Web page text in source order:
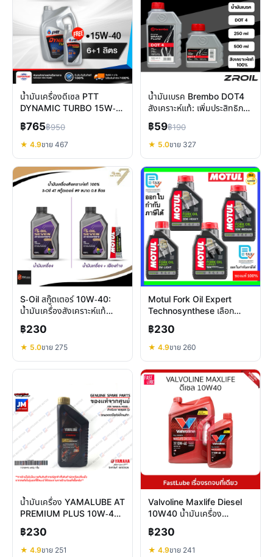
น้ำมันเครื่องดีเซล PTT
DYNAMIC TURBO 15W-
40 (6+1L) ดีไหม? รีวิวเจาะลึก
฿765฿950
★ 4.9ขาย 467
น้ำมันเบรค Brembo DOT4
สังเคราะห์แท้: เพิ่มประสิทธิภาพ
และความปลอดภัยเบรกสูงสุด
฿59฿190
★ 5.0ขาย 327
S-Oil สกู๊ตเตอร์ 10W-40:
น้ำมันเครื่องสังเคราะห์แท้
100% เพื่อสมรรถนะเหนือกว่า
฿230
★ 5.0ขาย 275
Motul Fork Oil Expert
Technosynthese เลือก
น้ำมันโช้คกึ่งสังเคราะห์เพื่อการ
ขับขี่ที่ดีขึ้น
฿230
★ 4.9ขาย 260
น้ำมันเครื่อง YAMALUBE AT
PREMIUM PLUS 10W-40
สังเคราะห์ 100% สำหรับ
Yamaha ออโตเมติก
฿230
★ 4.9ขาย 251
Valvoline Maxlife Diesel
10W40 น้ำมันเครื่อง
สังเคราะห์แท้ สำหรับ
เครื่องยนต์ >75,000 กม.
฿230
★ 4.9ขาย 241